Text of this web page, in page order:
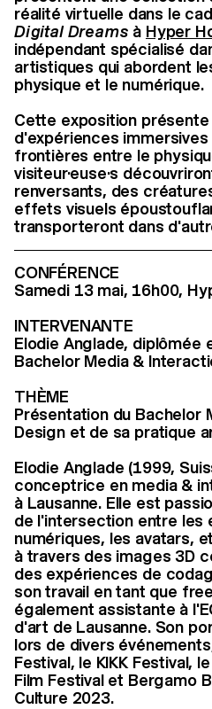
réalité virtuelle dans le
Digital Dreams à Hyper
indépendant spécialisé
artistiques qui abordent
physique et le numérique.
Cette exposition présente
d'expériences
frontières entre le
visiteur·euse·s
renversants, des
effets visuels
transporteront dans
CONFÉRENCE
Samedi 13 mai, 16h00,
INTERVENANTE
Elodie Anglade, diplômée
Bachelor Media &
THÈME
Présentation du Bachelor
Design et de sa pratique
Elodie Anglade (1999,
conceptrice en media &
à Lausanne. Elle est
de l'intersection entre les
numériques, les avatars,
à travers des images 3D
des expériences de
son travail en tant que
également assistante à
d'art de Lausanne. Son
lors de divers
Festival, le KIKK Festival,
Film Festival et Bergamo
Culture 2023.